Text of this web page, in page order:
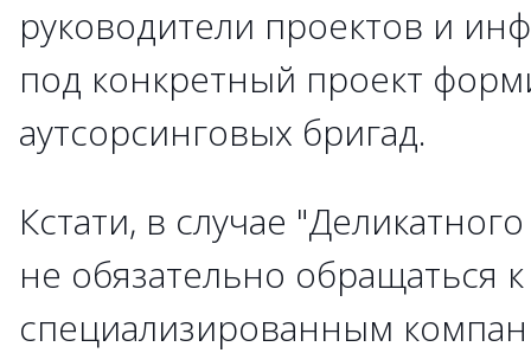
руководители проектов и
под конкретный проект
аутсорсинговых бригад.
Кстати, в случае
не обязательно обращаться к
специализированным